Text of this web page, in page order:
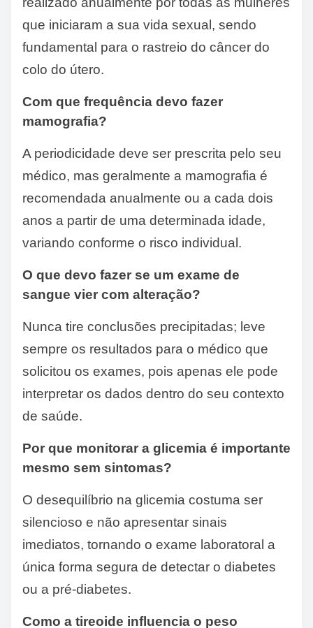
que iniciaram a sua vida sexual, sendo
fundamental para o rastreio do câncer do
colo do útero.
Com que frequência devo fazer
mamografia?
A periodicidade deve ser prescrita pelo seu
médico, mas geralmente a mamografia é
recomendada anualmente ou a cada dois
anos a partir de uma determinada idade,
variando conforme o risco individual.
O que devo fazer se um exame de
sangue vier com alteração?
Nunca tire conclusões precipitadas; leve
sempre os resultados para o médico que
solicitou os exames, pois apenas ele pode
interpretar os dados dentro do seu contexto
de saúde.
Por que monitorar a glicemia é importante
mesmo sem sintomas?
O desequilíbrio na glicemia costuma ser
silencioso e não apresentar sinais
imediatos, tornando o exame laboratoral a
única forma segura de detectar o diabetes
ou a pré-diabetes.
Como a tireoide influencia o peso